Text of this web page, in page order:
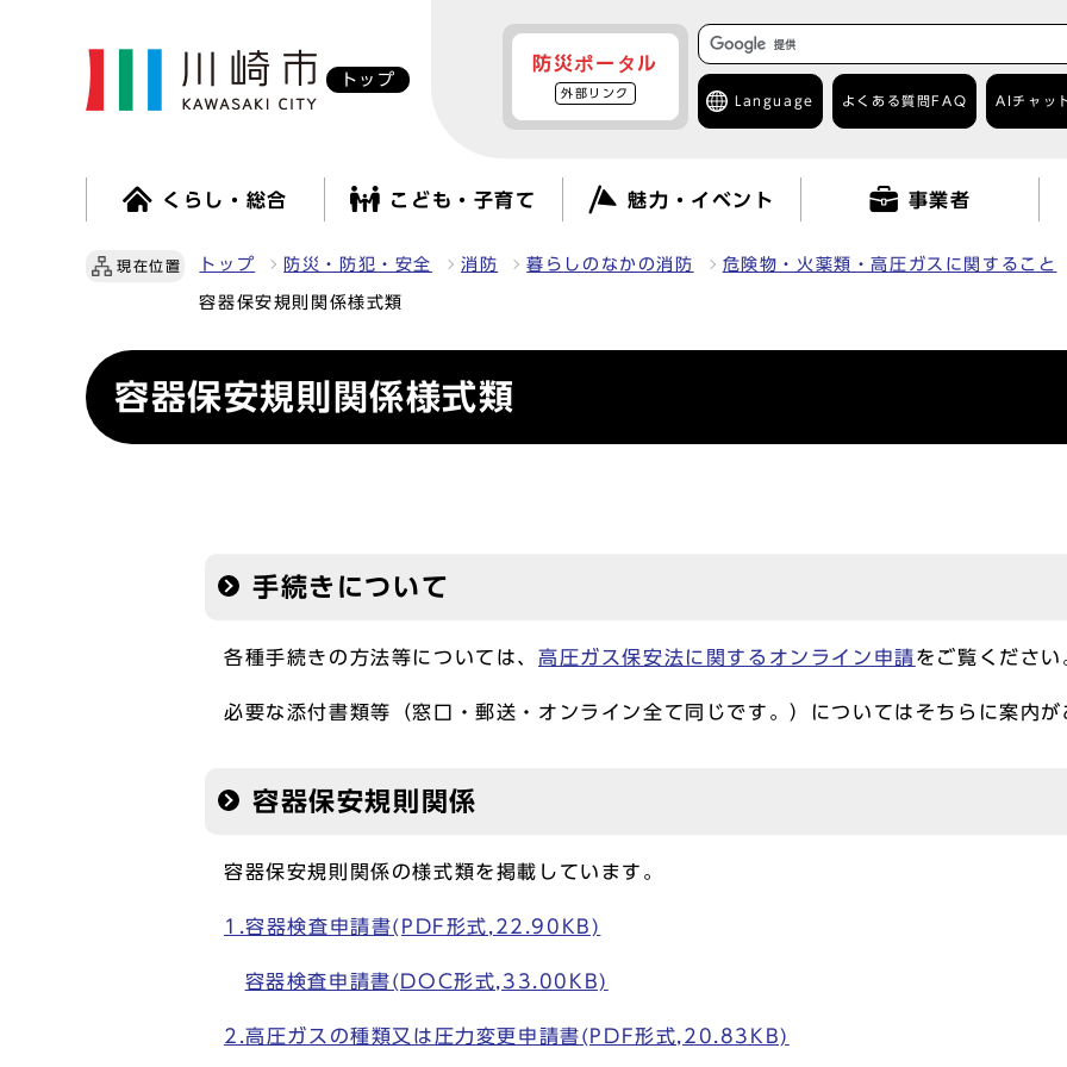
トップ
防災ポータル
外部リンク
Language よくある質問 FAQ AIチャッ
くらし・総合 こども・子育て 魅力・イベント 事業者
現在位置 トップ 防災・防犯・安全 消防 暮らしのなかの消防 危険物・火薬類・高圧ガスに関すること
容器保安規則関係様式類
容器保安規則関係様式類
手続きについて
各種手続きの方法等については、 高圧ガス保安法に関するオンライン申請をご覧ください
必要な添付書類等（窓口・郵送・オンライン全て同じです。）についてはそちらに案内が
容器保安規則関係
容器保安規則関係の様式類を掲載しています。
1.容器検査申請書(PDF形式,22.90KB)
容器検査申請書(DOC形式,33.00KB)
2.高圧ガスの種類又は圧力変更申請書(PDF形式,20.83KB)